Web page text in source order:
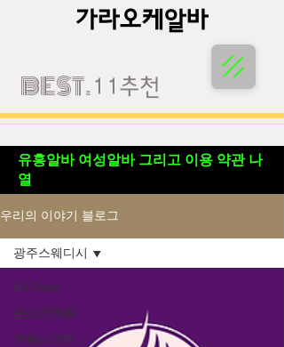
BEST.11추천
가라오케알바
가라오케알바
유흥알바 여성알바 그리고 이용 약관 나
열
우리의 이야기 블로그
All Posts
온라인먹튀
먹튀사이트
광주스웨디시